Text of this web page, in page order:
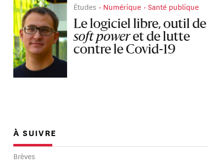
Études Numérique Santé publique
Le logiciel libre, outil de
soft poweret de lutte
contre le Covid-19
À SUIVRE
Brèves